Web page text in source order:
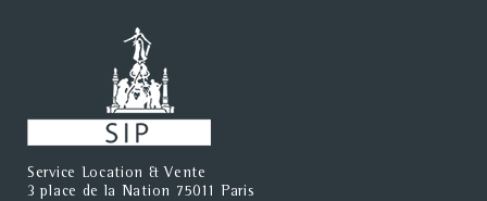
Service Location & Vente
3 place de la Nation 75011 Paris